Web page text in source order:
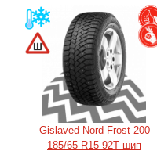
Gislaved Nord Frost 200
185/65 R15 92T шип